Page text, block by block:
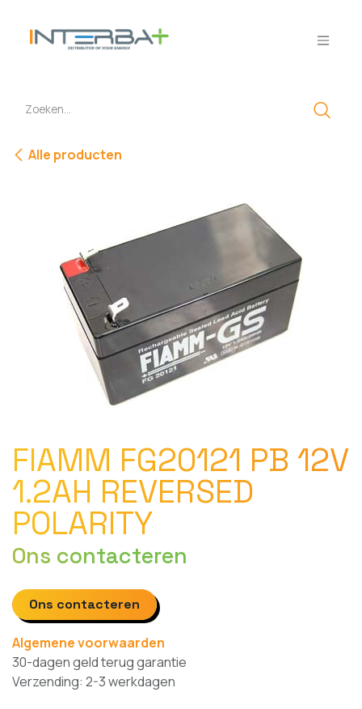
Alle producten
FIAMM FG20121 PB 12V
1.2AH REVERSED
POLARITY
Ons contacteren
Ons contacteren
Algemene voorwaarden
30-dagen geld terug garantie
Verzending: 2-3 werkdagen